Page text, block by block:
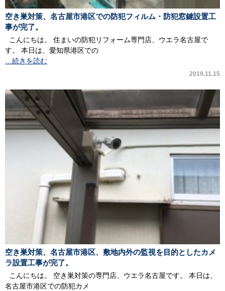
空き巣対策、名古屋市港区での防犯フィルム・防犯窓鍵設置工
事が完了。
こんにちは。 住まいの防犯リフォーム専門店、ウエラ名古屋で
す。 本日は、愛知県港区での
…続きを読む
2019.11.15
空き巣対策、名古屋市港区、敷地内外の監視を目的としたカメ
ラ設置工事が完了。
こんにちは。 空き巣対策の専門店、ウエラ名古屋です。 本日は、
名古屋市港区での防犯カメ